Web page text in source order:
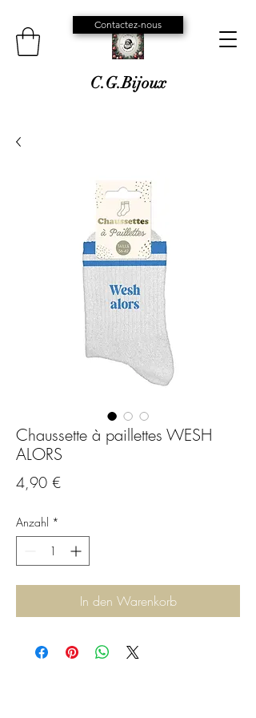
C.G.Bijoux
Contactez-nous
Chaussette à paillettes WESH
ALORS
4,90 €
Anzahl *
In den Warenkorb